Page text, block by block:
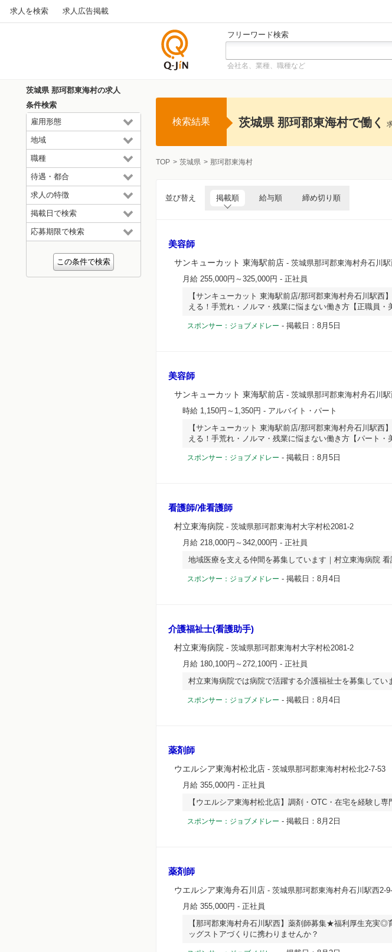
求人を検索 求人広告掲載
人サイ
フリーワード検索
会社名、業種、職種など
茨城県 那珂郡東海村の求人
条件検索
雇用形態
地域
職種
待遇・都合
求人の特徴
掲載日で検索
応募期限で検索
検索結果 茨城県 那珂郡東海村で働く
TOP 茨城県 那珂郡東海村
並び替え 掲載順 給与順 締め切り順
美容師
サンキューカット 東海駅前店 - 茨城県那珂郡東海村舟石川駅
月給 255,000円～325,000円 - 正社員
【サンキューカット 東海駅前店/那珂郡東海村舟石川駅
える！手荒れ・ノルマ・残業に悩まない働き方【正職員・
スポンサー：ジョブメドレー - 掲載日：8月5日
美容師
サンキューカット 東海駅前店 - 茨城県那珂郡東海村舟石川駅
時給 1,150円～1,350円 - アルバイト・パート
【サンキューカット 東海駅前店/那珂郡東海村舟石川駅
える！手荒れ・ノルマ・残業に悩まない働き方【パート・
スポンサー：ジョブメドレー - 掲載日：8月5日
看護師/准看護師
村立東海病院 - 茨城県那珂郡東海村大字村松2081-2
月給 218,000円～342,000円 - 正社員
地域医療を支える仲間を募集しています｜村立東海病院 看
スポンサー：ジョブメドレー - 掲載日：8月4日
介護福祉士(看護助手)
村立東海病院 - 茨城県那珂郡東海村大字村松2081-2
月給 180,100円～272,100円 - 正社員
村立東海病院では病院で活躍する介護福祉士を募集してい
スポンサー：ジョブメドレー - 掲載日：8月4日
薬剤師
ウエルシア東海村松北店 - 茨城県那珂郡東海村村松北2-7-53
月給 355,000円 - 正社員
【ウエルシア東海村松北店】調剤・OTC・在宅を経験し
スポンサー：ジョブメドレー - 掲載日：8月2日
薬剤師
ウエルシア東海舟石川店 - 茨城県那珂郡東海村舟石川駅西2-
月給 355,000円 - 正社員
【那珂郡東海村舟石川駅西】薬剤師募集★福利厚生充実◎
ッグストアづくりに携わりませんか？